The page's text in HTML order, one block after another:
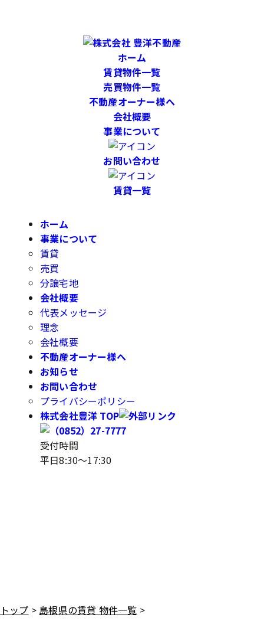
ホーム
賃貸物件一覧
売買物件一覧
不動産オーナー様へ
会社概要
事業について
お問い合わせ
賃貸一覧
ホーム
事業について
賃貸
売買
分譲宅地
会社概要
代表メッセージ
理念
会社概要
不動産オーナー様へ
お知らせ
お問い合わせ
プライバシーポリシー
株式会社豊洋 TOP
受付時間
平日8:30～17:30
トップ > 島根県の賃貸 物件一覧 >